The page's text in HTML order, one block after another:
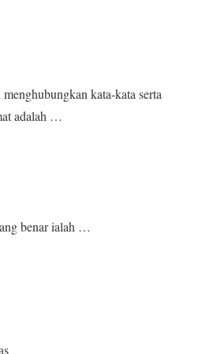
kata-kata serta
adalah …
benar ialah …